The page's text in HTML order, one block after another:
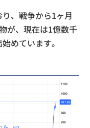
、戦争から1ヶ月
が、現在は1億数千
めています。